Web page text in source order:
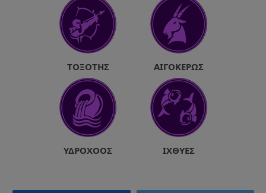
ΤΟΞΌΤΗΣ ΑΙΓΌΚΕΡΩΣ
ΥΔΡΟΧΌΟΣ ΙΧΘΎΕΣ